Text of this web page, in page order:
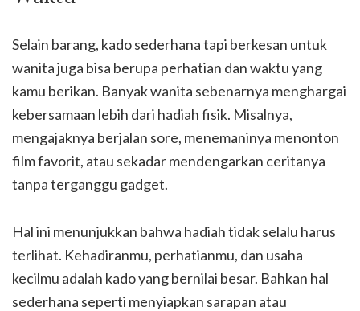
Selain barang, kado sederhana tapi berkesan untuk
wanita juga bisa berupa perhatian dan waktu yang
kamu berikan. Banyak wanita sebenarnya menghargai
kebersamaan lebih dari hadiah fisik. Misalnya,
mengajaknya berjalan sore, menemaninya menonton
film favorit, atau sekadar mendengarkan ceritanya
tanpa terganggu gadget.
Hal ini menunjukkan bahwa hadiah tidak selalu harus
terlihat. Kehadiranmu, perhatianmu, dan usaha
kecilmu adalah kado yang bernilai besar. Bahkan hal
sederhana seperti menyiapkan sarapan atau